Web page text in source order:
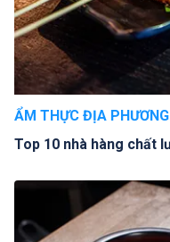
ẨM THỰC ĐỊA PHƯƠNG
Top 10 nhà hàng chất